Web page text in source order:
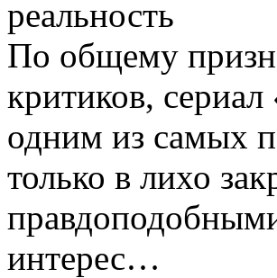
По общему
критиков, сериал
одним из самых
только в лихо
интерес…